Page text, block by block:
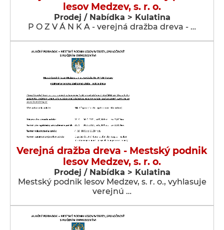
lesov Medzev, s. r. o.
Prodej / Nabídka > Kulatina
P O Z V Á N K A - verejná dražba dreva - …
Verejná dražba dreva - Mestský podnik
lesov Medzev, s. r. o.
Prodej / Nabídka > Kulatina
Mestský podnik lesov Medzev, s. r. o., vyhlasuje
verejnú …